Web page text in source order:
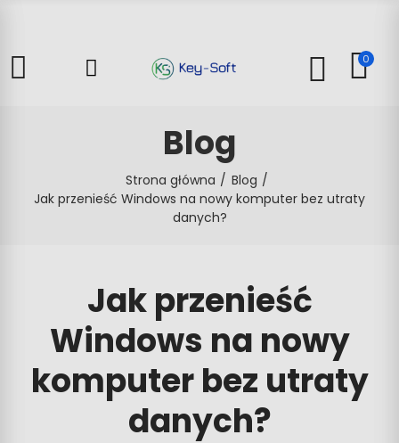
0
Blog
Strona główna
Blog
Jak przenieść Windows na nowy komputer bez utraty
danych?
Jak przenieść
Windows na nowy
komputer bez utraty
danych?